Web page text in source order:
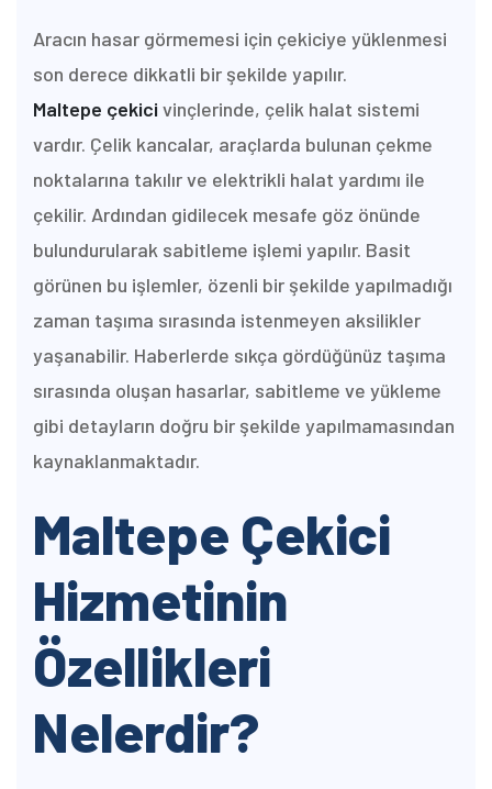
Aracın hasar görmemesi için çekiciye yüklenmesi
son derece dikkatli bir şekilde yapılır.
Maltepe çekicivinçlerinde, çelik halat sistemi
vardır. Çelik kancalar, araçlarda bulunan çekme
noktalarına takılır ve elektrikli halat yardımı ile
çekilir. Ardından gidilecek mesafe göz önünde
bulundurularak sabitleme işlemi yapılır. Basit
görünen bu işlemler, özenli bir şekilde yapılmadığı
zaman taşıma sırasında istenmeyen aksilikler
yaşanabilir. Haberlerde sıkça gördüğünüz taşıma
sırasında oluşan hasarlar, sabitleme ve yükleme
gibi detayların doğru bir şekilde yapılmamasından
kaynaklanmaktadır.
Maltepe Çekici
Hizmetinin
Özellikleri
Nelerdir?